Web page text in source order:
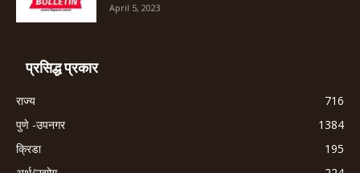
April 5, 2023
प्रसिद्ध प्रकार
राज्य
716
पुणे -उपनगर
1384
क्रिडा
195